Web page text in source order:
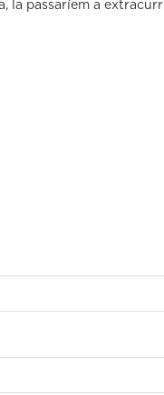
la passaríem a